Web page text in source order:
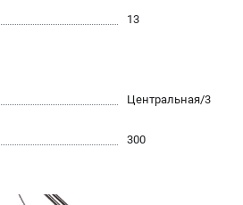
615-80-17
на сайте не является публичной
Фермы, 29АЛ
(812) 615-80-17
ЗАПЧАСТЕЙ
13
Центральная/3
300